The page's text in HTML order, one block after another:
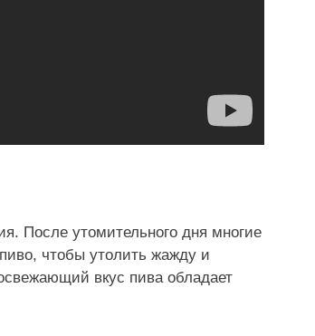
После утомительного дня многие
чтобы утолить жажду и
вкус пива обладает